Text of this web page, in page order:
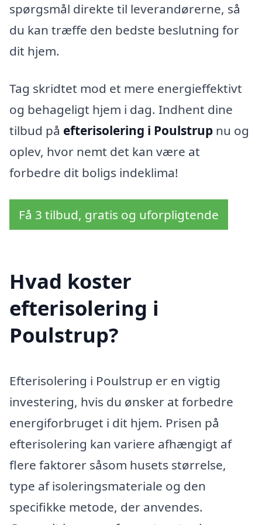
spørgsmål direkte til leverandørerne, så
du kan træffe den bedste beslutning for
dit hjem.
Tag skridtet mod et mere energieffektivt
og behageligt hjem i dag. Indhent dine
tilbud på efterisolering i Poulstrup nu og
oplev, hvor nemt det kan være at
forbedre dit boligs indeklima!
Få 3 tilbud, gratis og uforpligtende
Hvad koster
efterisolering i
Poulstrup?
Efterisolering i Poulstrup er en vigtig
investering, hvis du ønsker at forbedre
energiforbruget i dit hjem. Prisen på
efterisolering kan variere afhængigt af
flere faktorer såsom husets størrelse,
type af isoleringsmateriale og den
specifikke metode, der anvendes.